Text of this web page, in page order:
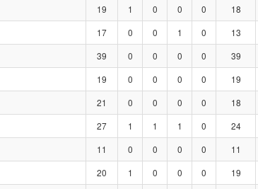
19 1 0 0 0 18
17 0 0 1 0 13
39 0 0 0 0 39
19 0 0 0 0 19
21 0 0 0 0 18
27 1 1 1 0 24
11 0 0 0 0 11
20 1 0 0 0 19